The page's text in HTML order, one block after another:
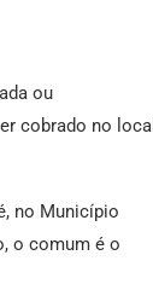
ou
cobrado no local
no Município
o comum é o